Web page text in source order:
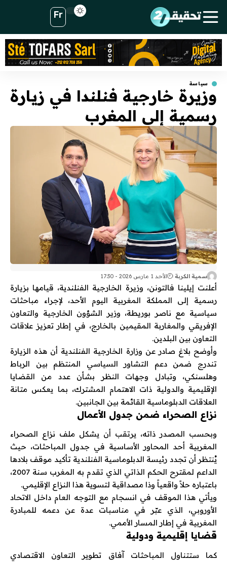
Fr
سياسة
وزيرة خارجية فنلندا في زيارة
رسمية إلى المغرب
سمية الكربة الأحد 1 مارس 2026 - 17:30
أعلنت إيلينا فالتونن، وزيرة الخارجية الفنلندية، قيامها بزيارة
رسمية إلى المملكة المغربية اليوم الأحد، لإجراء مباحثات
سياسية مع ناصر بوريطة، وزير الشؤون الخارجية والتعاون
الإفريقي والمغاربة المقيمين بالخارج، في إطار تعزيز علاقات
التعاون بين البلدين.
وأوضح بلاغ صادر عن وزارة الخارجية الفنلندية أن هذه الزيارة
تندرج ضمن دعم التشاور السياسي المنتظم بين الرباط
وهلسنكي، وتبادل وجهات النظر بشأن عدد من القضايا
الإقليمية والدولية ذات الاهتمام المشترك، بما يعكس متانة
العلاقات الدبلوماسية القائمة بين الجانبين.
نزاع الصحراء ضمن جدول الأعمال
وبحسب المصدر ذاته، يرتقب أن يشكل ملف نزاع الصحراء
المغربية أحد المحاور الأساسية في جدول المباحثات، حيث
يُنتظر أن تجدد رئيسة الدبلوماسية الفنلندية تأكيد موقف بلادها
الداعم لمقترح الحكم الذاتي الذي تقدم به المغرب سنة 2007،
باعتباره حلاً واقعياً وذا مصداقية لتسوية هذا النزاع الإقليمي.
ويأتي هذا الموقف في انسجام مع التوجه العام داخل الاتحاد
الأوروبي، الذي عبّر في مناسبات عدة عن دعمه للمبادرة
المغربية في إطار المسار الأممي.
قضايا إقليمية ودولية
كما ستتناول المباحثات آفاق تطوير التعاون الاقتصادي